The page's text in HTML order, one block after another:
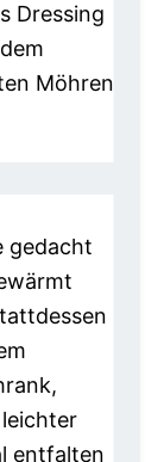
Dressing
Möhren
gedacht
entfalten